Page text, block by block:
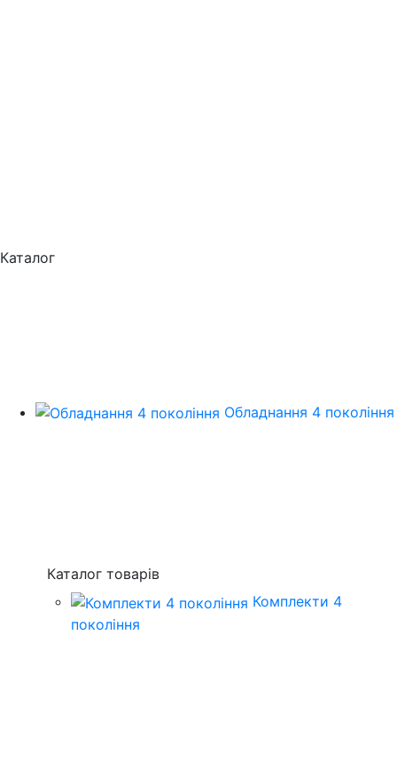
Каталог
Обладнання 4 покоління
Каталог товарів
Комплекти 4
покоління